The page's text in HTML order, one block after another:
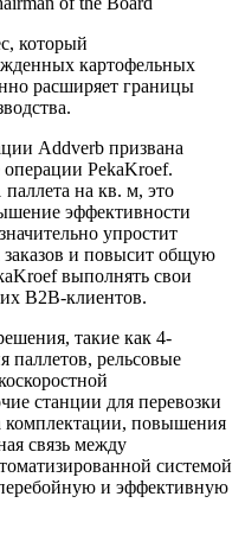
который
картофельных
расширяет границы
Addverb призвана
операции PekaKroef.
на кв. м, это
эффективности
упростит
и повысит общую
выполнять свои
B2B-клиентов.
такие как 4-
паллетов, рельсовые
станции для перевозки
комплектации, повышения
связь между
системой
и эффективную